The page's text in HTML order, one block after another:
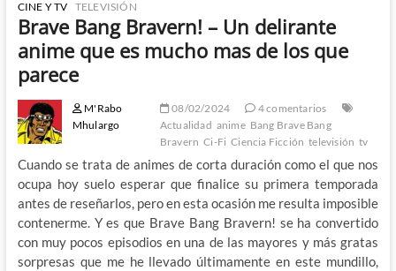
CINE Y TV TELEVISIÓN
Brave Bang Bravern! – Un delirante
anime que es mucho mas de los que
parece
M'Rabo
Mhulargo
08/02/2024
4 comentarios
Actualidad anime Bang Brave Bang
Bravern Ci-Fi Ciencia Ficción televisión tv
Cuando se trata de animes de corta duración como el que nos
ocupa hoy suelo esperar que finalice su primera temporada
antes de reseñarlos, pero en esta ocasión me resulta imposible
contenerme. Y es que Brave Bang Bravern! se ha convertido
con muy pocos episodios en una de las mayores y más gratas
sorpresas que me he llevado últimamente en este mundillo,